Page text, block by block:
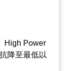
High Power
降至最低以